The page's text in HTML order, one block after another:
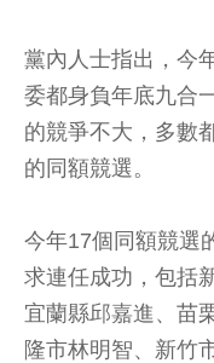
黨內人士指出，今
委都身負年底九合
的競爭不大，多數
的同額競選。
今年17個同額競選
求連任成功，包括
宜蘭縣邱嘉進、苗
隆市林明智、新竹